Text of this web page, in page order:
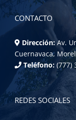
CONTACTO
Dirección: Av.
Cuernavaca,
Teléfono: (777)
REDES SOCIALES